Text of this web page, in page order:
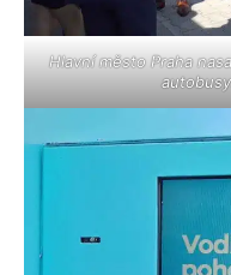
Hlavní město Praha